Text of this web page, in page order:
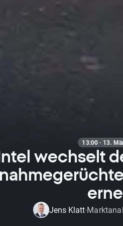
13:00 · 13.
wechselt
Jens Klatt·